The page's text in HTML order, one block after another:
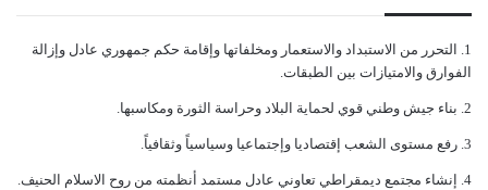
ﺍﻟﺘﺤﺮﺭ ﻣﻦ ﺍﻻﺳﺘﺒﺪﺍﺩ ﻭﺍﻻﺳﺘﻌﻤﺎﺭ ﻭﻣﺨﻠﻔﺎﺗﻬﺎ ﻭﺇﻗﺎﻣﺔ ﺣﻜﻢ ﺟﻤﻬﻮﺭﻱ ﻋﺎﺩﻝ ﻭﺇﺯﺍﻟﺔ
ﺍﻟﻔﻮﺍﺭﻕ ﻭﺍﻻﻣﺘﻴﺎﺯﺍﺕ ﺑﻴﻦ ﺍﻟﻄﺒﻘﺎﺕ.
ﺑﻨﺎﺀ ﺟﻴﺶ ﻭﻃﻨﻲ ﻗﻮﻱ ﻟﺤﻤﺎﻳﺔ ﺍﻟﺒﻼﺩ ﻭﺣﺮﺍﺳﺔ ﺍﻟﺜﻮﺭﺓ ﻭﻣﻜﺎﺳﺒﻬﺎ.
ﺭﻓﻊ ﻣﺴﺘﻮﻯ ﺍﻟﺸﻌﺐ ﺇﻗﺘﺼﺎﺩﻳﺎ ﻭﺇﺟﺘﻤﺎﻋﻴﺎ ﻭﺳﻴﺎﺳﻴﺎً ﻭﺛﻘﺎﻓﻴﺎً.
ﺇﻧﺸﺎﺀ ﻣﺠﺘﻤﻊ ﺩﻳﻤﻘﺮﺍﻃﻲ ﺗﻌﺎﻭﻧﻲ ﻋﺎﺩﻝ ﻣﺴﺘﻤﺪ ﺃﻧﻈﻤﺘﻪ ﻣﻦ ﺭﻭﺡ ﺍﻻﺳﻼﻡ ﺍﻟﺤﻨﻴﻒ.